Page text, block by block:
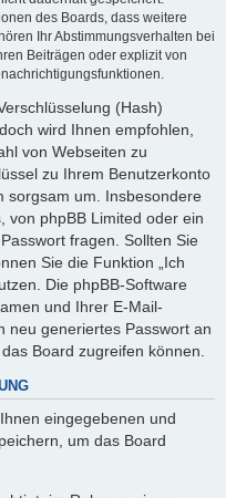
des Boards, dass weitere
Ihr Abstimmungsverhalten bei
Beiträgen oder explizit von
(Hash)
wird Ihnen empfohlen,
von Webseiten zu
zu Ihrem Benutzerkonto
sorgsam um. Insbesondere
von phpBB Limited oder ein
fragen. Sollten Sie
Sie die Funktion „Ich
Die phpBB-Software
und Ihrer E-Mail-
neu generiertes Passwort an
Board zugreifen können.
eingegebenen und
um das Board